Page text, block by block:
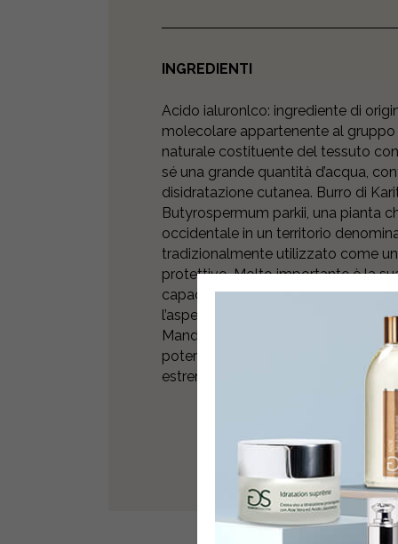
INGREDIENTI
Acido ialuronlco: ingrediente di
molecolare appartenente al
naturale costituente del tessuto
sé una grande quantità d’acqua,
disidratazione cutanea. Burro di
Butyrospermum parkii, una pianta
occidentale in un territorio
tradizionalmente utilizzato come
protettivo. Molto importante è la
capace di attivare Il metabolismo
l’aspetto della cute e la sua
Mandorle dolci: l’olio del Prunus
potere emolliente ed è
estremamente delicate, disidratate